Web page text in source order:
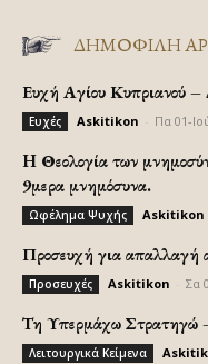
ΔΗΜΟΦΙΛΗ
Ευχή Αγίου Κυπριανού
Ευχές Askitikon Πα 01-
H Θεολογία των
9μερα μνημόσυνα.
Ωφέλημα Ψυχής Askitikon
Προσευχή για απαλλαγή
Προσευχές Askitikon Σα
Τη Υπερμάχω Στρατηγώ
Λειτουργικά Κείμενα